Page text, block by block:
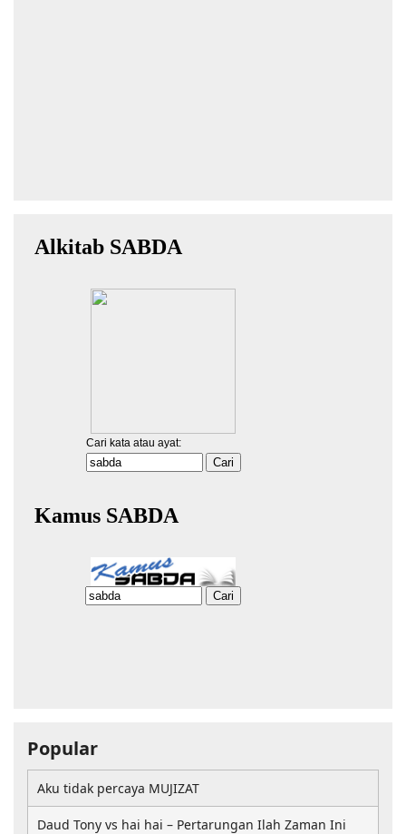
Popular
Aku tidak percaya MUJIZAT
Daud Tony vs hai hai – Pertarungan Ilah Zaman Ini